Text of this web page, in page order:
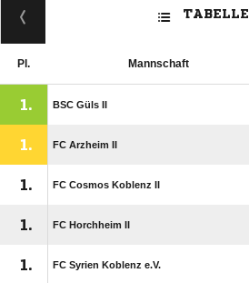
TABELLE
Pl. Mannschaft
1. BSC Güls II
1. FC Arzheim II
1. FC Cosmos Koblenz II
1. FC Horchheim II
1. FC Syrien Koblenz e.V.